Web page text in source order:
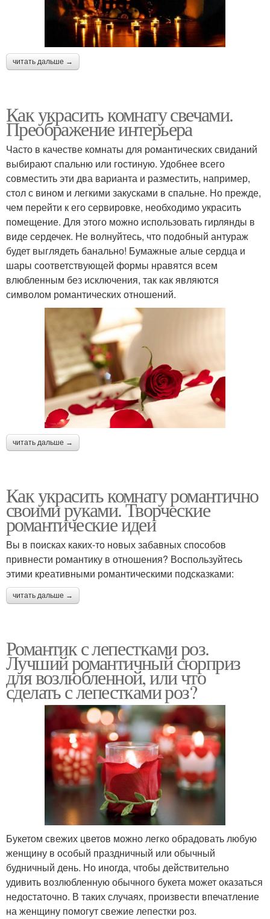
читать дальше →
Как украсить комнату свечами.
Преображение интерьера
Часто в качестве комнаты для романтических свиданий
выбирают спальню или гостиную. Удобнее всего
совместить эти два варианта и разместить, например,
стол с вином и легкими закусками в спальне. Но прежде,
чем перейти к его сервировке, необходимо украсить
помещение. Для этого можно использовать гирлянды в
виде сердечек. Не волнуйтесь, что подобный антураж
будет выглядеть банально! Бумажные алые сердца и
шары соответствующей формы нравятся всем
влюбленным без исключения, так как являются
символом романтических отношений.
читать дальше →
Как украсить комнату романтично
своими руками. Творческие
романтические идеи
Вы в поисках каких-то новых забавных способов
привнести романтику в отношения? Воспользуйтесь
этими креативными романтическими подсказками:
читать дальше →
Романтик с лепестками роз.
Лучший романтичный сюрприз
для возлюбленной, или что
сделать с лепестками роз?
Букетом свежих цветов можно легко обрадовать любую
женщину в особый праздничный или обычный
будничный день. Но иногда, чтобы действительно
удивить возлюбленную обычного букета может оказаться
недостаточно. В таких случаях, произвести впечатление
на женщину помогут свежие лепестки роз.